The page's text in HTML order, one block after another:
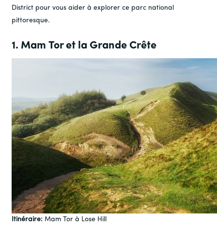
District pour vous aider à explorer ce parc national
pittoresque.
1. Mam Tor et la Grande Crête
Itinéraire: Mam Tor à Lose Hill